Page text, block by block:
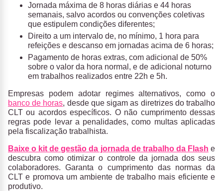
Jornada máxima de 8 horas diárias e 44 horas
semanais, salvo acordos ou convenções coletivas
que estipulem condições diferentes;
Direito a um intervalo de, no mínimo, 1 hora para
refeições e descanso em jornadas acima de 6 horas;
Pagamento de horas extras, com adicional de 50%
sobre o valor da hora normal, e de adicional noturno
em trabalhos realizados entre 22h e 5h.
Empresas podem adotar regimes alternativos, como o
banco de horas, desde que sigam as diretrizes do trabalho
CLT ou acordos específicos. O não cumprimento dessas
regras pode levar a penalidades, como multas aplicadas
pela fiscalização trabalhista.
Baixe o kit de gestão da jornada de trabalho da Flash e
descubra como otimizar o controle da jornada dos seus
colaboradores. Garanta o cumprimento das normas da
CLT e promova um ambiente de trabalho mais eficiente e
produtivo.